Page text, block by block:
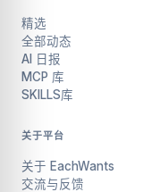
精选
全部动态
AI 日报
MCP 库
SKILLS库
关于平台
关于 EachWants
交流与反馈